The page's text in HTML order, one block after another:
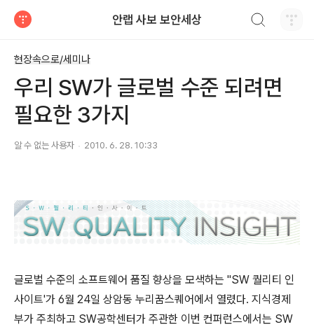
안랩 사보 보안세상
현장속으로/세미나
우리 SW가 글로벌 수준 되려면
필요한 3가지
알 수 없는 사용자 2010. 6. 28. 10:33
글로벌 수준의 소프트웨어 품질 향상을 모색하는 "SW 퀄리티 인
사이트'가 6월 24일 상암동 누리꿈스퀘어에서 열렸다. 지식경제
부가 주최하고 SW공학센터가 주관한 이번 컨퍼런스에서는 SW